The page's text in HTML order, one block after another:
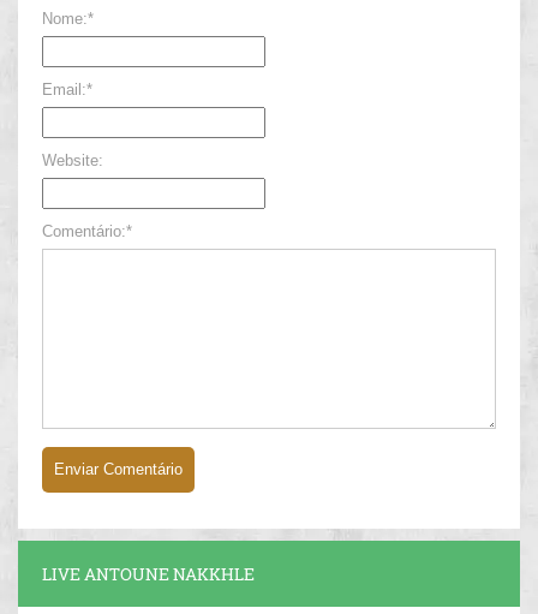
Nome:*
Email:*
Website:
Comentário:*
LIVE ANTOUNE NAKKHLE